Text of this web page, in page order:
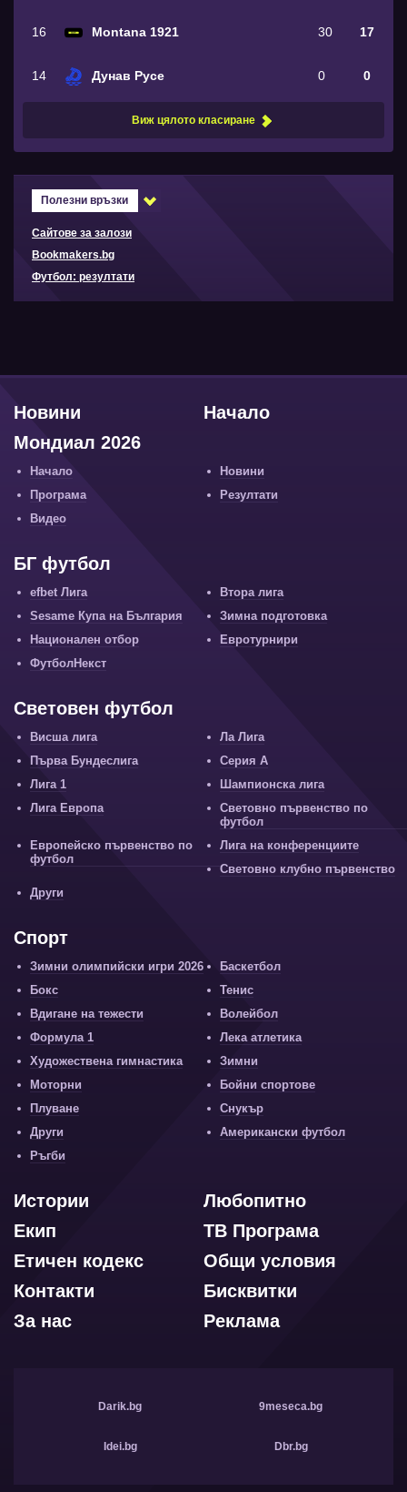
16 Montana 1921 30 17
14 Дунав Русе 0 0
Виж цялото класиране
Полезни връзки
Сайтове за залози
Bookmakers.bg
Футбол: резултати
Начало
Новини
Мондиал 2026
Начало
Новини
Програма
Резултати
Видео
БГ футбол
efbet Лига
Втора лига
Sesame Купа на България
Зимна подготовка
Национален отбор
Евротурнири
ФутболНекст
Световен футбол
Висша лига
Ла Лига
Първа Бундеслига
Серия А
Лига 1
Шампионска лига
Лига Европа
Световно първенство по
футбол
Европейско първенство по
футбол
Лига на конференциите
Световно клубно първенство
Други
Спорт
Зимни олимпийски игри 2026
Баскетбол
Бокс
Тенис
Вдигане на тежести
Волейбол
Формула 1
Лека атлетика
Художествена гимнастика
Зимни
Моторни
Бойни спортове
Плуване
Снукър
Други
Американски футбол
Ръгби
Любопитно
Истории
ТВ Програма
Екип
Общи условия
Етичен кодекс
Бисквитки
Контакти
Реклама
За нас
Darik.bg 9meseca.bg
Idei.bg Dbr.bg